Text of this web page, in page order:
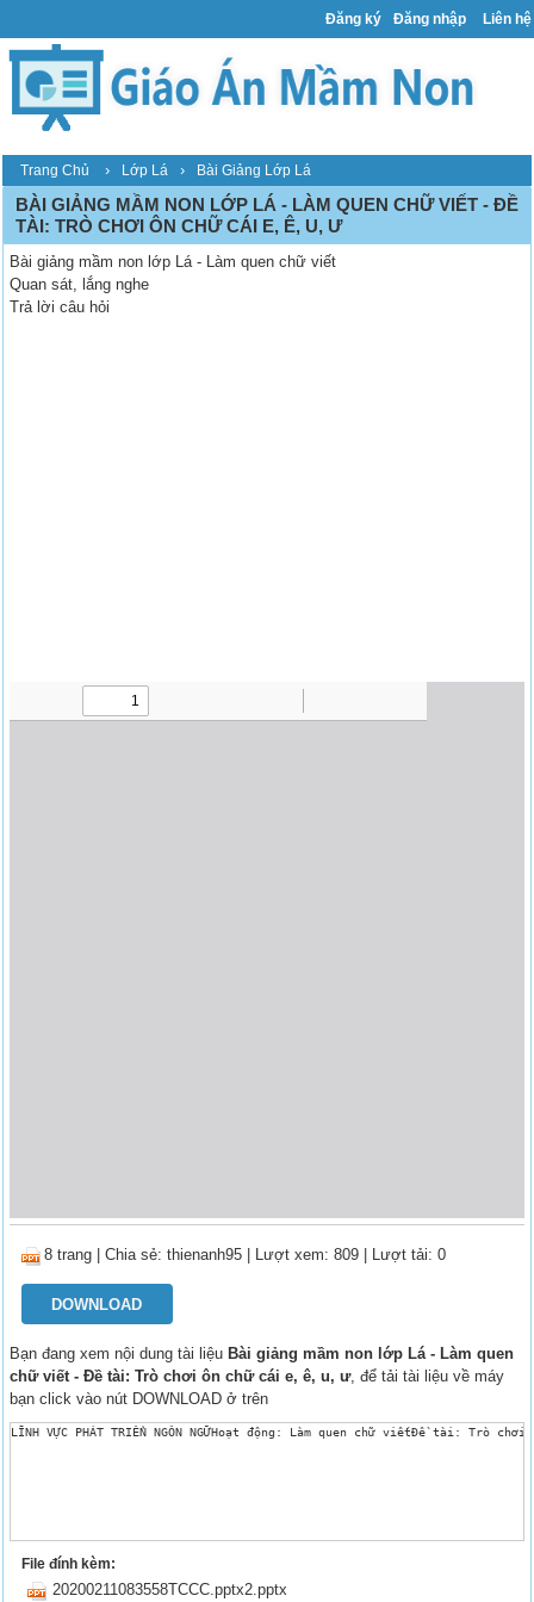
Đăng ký Đăng nhập Liên hệ
Trang Chủ › Lớp Lá › Bài Giảng Lớp Lá
BÀI GIẢNG MẦM NON LỚP LÁ - LÀM QUEN CHỮ VIẾT - ĐỀ
TÀI: TRÒ CHƠI ÔN CHỮ CÁI E, Ê, U, Ư
Bài giảng mầm non lớp Lá - Làm quen chữ viết
Quan sát, lắng nghe
Trả lời câu hỏi
8 trang |Chia sẻ:thienanh95 | Lượt xem: 809 | Lượt tải: 0
DOWNLOAD
Bạn đang xem nội dung tài liệu Bài giảng mầm non lớp Lá - Làm quen
chữ viết - Đề tài: Trò chơi ôn chữ cái e, ê, u, ư, để tải tài liệu về máy
bạn click vào nút DOWNLOAD ở trên
LĨNH VỰC PHÁT TRIỂN NGÔN NGỮHoạt động: Làm quen chữ viếtĐề tài: Trò
File đính kèm:
20200211083558TCCC.pptx2.pptx